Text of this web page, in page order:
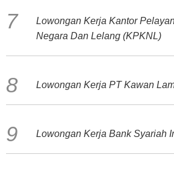
Lowongan Kerja Kantor
Negara Dan Lelang (KPKNL)
Lowongan Kerja PT Kawan
Lowongan Kerja Bank Syariah